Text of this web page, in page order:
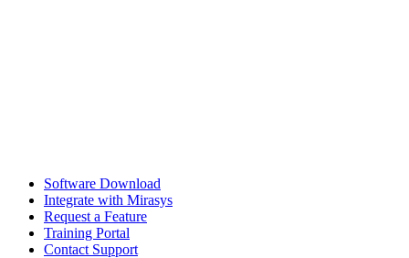
Software Download
Integrate with Mirasys
Request a Feature
Training Portal
Contact Support